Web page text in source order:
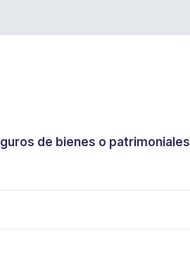
de bienes o patrimoniales